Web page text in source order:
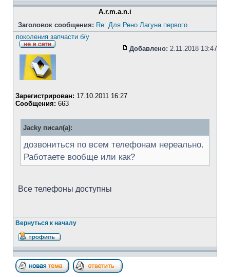
A.r.m.a.n.i
Заголовок сообщения: Re: Для Рено Лагуна первого
поколения запчасти б/у
Добавлено: 2.11.2018 13:47
Зарегистрирован: 17.10.2011 16:27
Сообщения: 663
Jacky писал(а):
дозвониться по всем телефонам нереально.
Работаете вообще или как?
Все телефоны доступны
Вернуться к началу